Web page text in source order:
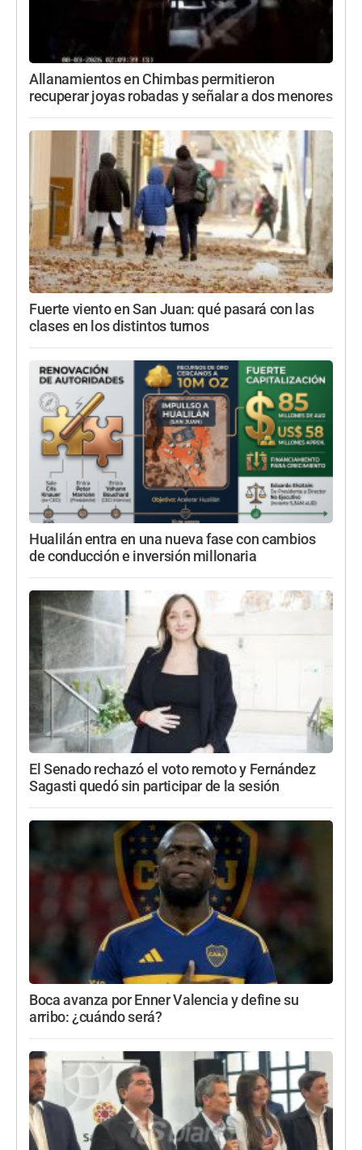
Allanamientos en Chimbas permitieron
recuperar joyas robadas y señalar a dos menores
Fuerte viento en San Juan: qué pasará con las
clases en los distintos turnos
Hualilán entra en una nueva fase con cambios
de conducción e inversión millonaria
El Senado rechazó el voto remoto y Fernández
Sagasti quedó sin participar de la sesión
Boca avanza por Enner Valencia y define su
arribo: ¿cuándo será?